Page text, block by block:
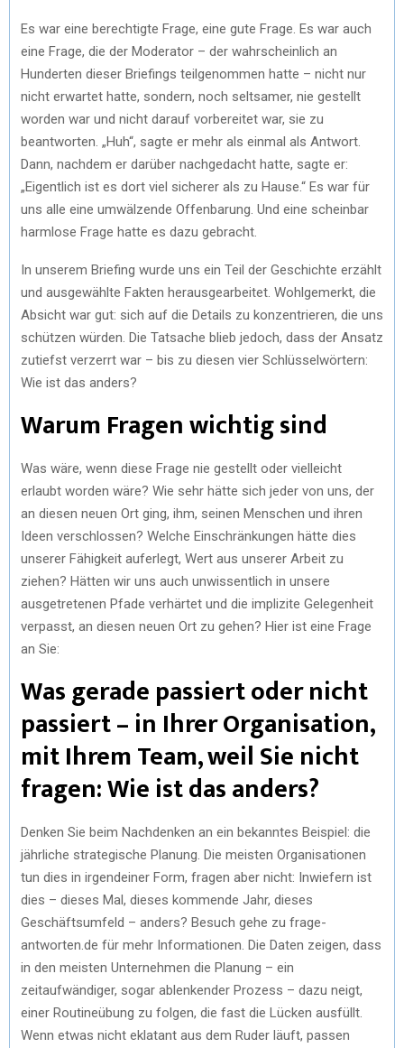
Es war eine berechtigte Frage, eine gute Frage. Es war auch
eine Frage, die der Moderator – der wahrscheinlich an
Hunderten dieser Briefings teilgenommen hatte – nicht nur
nicht erwartet hatte, sondern, noch seltsamer, nie gestellt
worden war und nicht darauf vorbereitet war, sie zu
beantworten. „Huh“, sagte er mehr als einmal als Antwort.
Dann, nachdem er darüber nachgedacht hatte, sagte er:
„Eigentlich ist es dort viel sicherer als zu Hause.“ Es war für
uns alle eine umwälzende Offenbarung. Und eine scheinbar
harmlose Frage hatte es dazu gebracht.
In unserem Briefing wurde uns ein Teil der Geschichte erzählt
und ausgewählte Fakten herausgearbeitet. Wohlgemerkt, die
Absicht war gut: sich auf die Details zu konzentrieren, die uns
schützen würden. Die Tatsache blieb jedoch, dass der Ansatz
zutiefst verzerrt war – bis zu diesen vier Schlüsselwörtern:
Wie ist das anders?
Warum Fragen wichtig sind
Was wäre, wenn diese Frage nie gestellt oder vielleicht
erlaubt worden wäre? Wie sehr hätte sich jeder von uns, der
an diesen neuen Ort ging, ihm, seinen Menschen und ihren
Ideen verschlossen? Welche Einschränkungen hätte dies
unserer Fähigkeit auferlegt, Wert aus unserer Arbeit zu
ziehen? Hätten wir uns auch unwissentlich in unsere
ausgetretenen Pfade verhärtet und die implizite Gelegenheit
verpasst, an diesen neuen Ort zu gehen? Hier ist eine Frage
an Sie:
Was gerade passiert oder nicht
passiert – in Ihrer Organisation,
mit Ihrem Team, weil Sie nicht
fragen: Wie ist das anders?
Denken Sie beim Nachdenken an ein bekanntes Beispiel: die
jährliche strategische Planung. Die meisten Organisationen
tun dies in irgendeiner Form, fragen aber nicht: Inwiefern ist
dies – dieses Mal, dieses kommende Jahr, dieses
Geschäftsumfeld – anders? Besuch gehe zu frage-
antworten.de für mehr Informationen. Die Daten zeigen, dass
in den meisten Unternehmen die Planung – ein
zeitaufwändiger, sogar ablenkender Prozess – dazu neigt,
einer Routineübung zu folgen, die fast die Lücken ausfüllt.
Wenn etwas nicht eklatant aus dem Ruder läuft, passen